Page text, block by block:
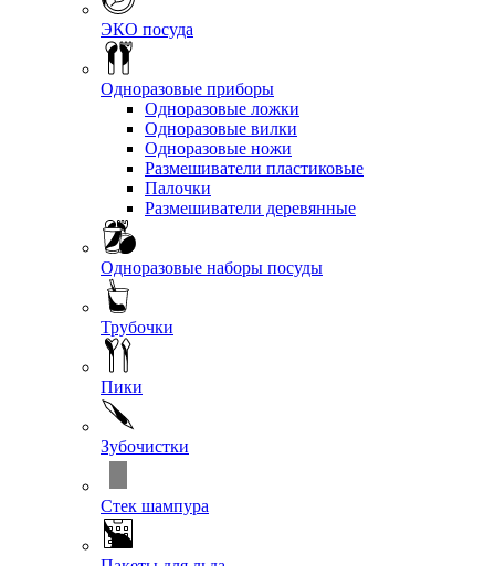
ЭКО посуда
Одноразовые приборы
Одноразовые ложки
Одноразовые вилки
Одноразовые ножи
Размешиватели пластиковые
Палочки
Размешиватели деревянные
Одноразовые наборы посуды
Трубочки
Пики
Зубочистки
Стек шампура